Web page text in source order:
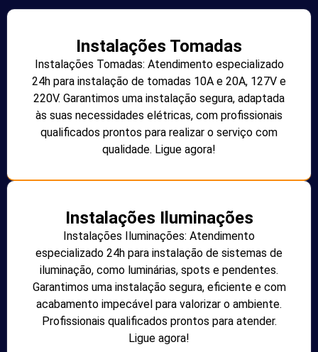
Instalações Tomadas
Instalações Tomadas: Atendimento especializado
24h para instalação de tomadas 10A e 20A, 127V e
220V. Garantimos uma instalação segura, adaptada
às suas necessidades elétricas, com profissionais
qualificados prontos para realizar o serviço com
qualidade. Ligue agora!
Instalações Iluminações
Instalações Iluminações: Atendimento
especializado 24h para instalação de sistemas de
iluminação, como luminárias, spots e pendentes.
Garantimos uma instalação segura, eficiente e com
acabamento impecável para valorizar o ambiente.
Profissionais qualificados prontos para atender.
Ligue agora!